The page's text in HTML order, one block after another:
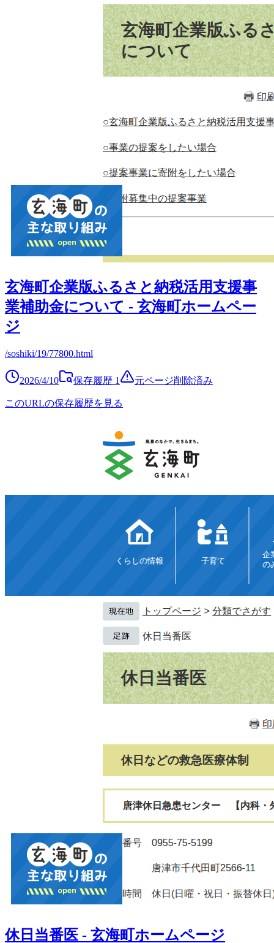
玄海町企業版ふるさと納税活用支援事
業補助金について - 玄海町ホームペー
ジ
/soshiki/19/77800.html
2026/4/10 保存履歴 1 元ページ削除済み
このURLの保存履歴を見る
休日当番医 - 玄海町ホームページ